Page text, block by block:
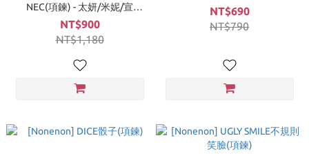
NEC(項鍊) - 太妍/米妮/宣
美/Daniel 著用
NT$900
NT$1,180
NT$690
NT$790